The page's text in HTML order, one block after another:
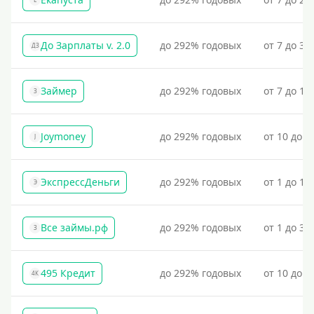
ДЗ До Зарплаты v. 2.0 до 292% годовых от 7 до
З Займер до 292% годовых от 7 до
J Joymoney до 292% годовых от 10 до
Э ЭкспрессДеньги до 292% годовых от 1 до
З Все займы.рф до 292% годовых от 1 до
4К 495 Кредит до 292% годовых от 10 до